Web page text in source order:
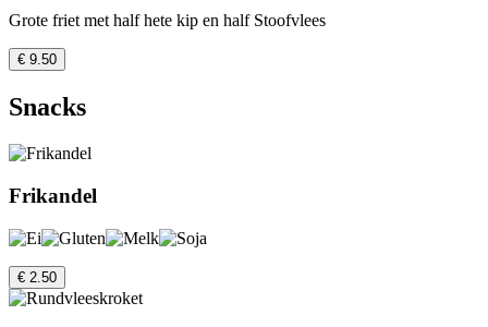
Grote friet met half hete kip en half Stoofvlees
€ 9.50
Snacks
Frikandel
€ 2.50